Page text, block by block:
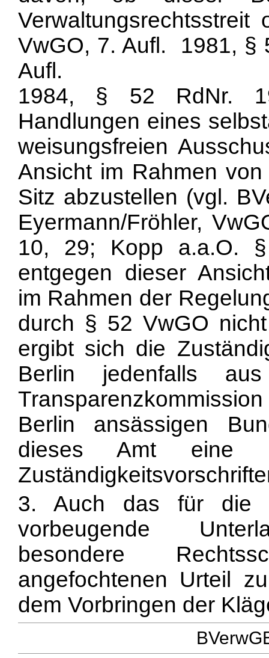
Verwaltungsrechtsstreit
VwGO, 7. Aufl. 1981, §
Aufl.
1984, § 52 RdNr.
Handlungen eines
weisungsfreien
Ansicht im Rahmen
Sitz abzustellen (vgl.
Eyermann/Fröhler,
10, 29; Kopp a.a.O.
entgegen dieser
im Rahmen der
durch § 52 VwGO
ergibt sich die
Berlin jedenfalls
Berlin ansässigen
dieses Amt eine
3. Auch das für die
vorbeugende
besondere
angefochtenen Urteil
dem Vorbringen der